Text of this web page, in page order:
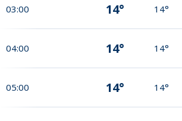
03:00 14° 14°
04:00 14° 14°
05:00 14° 14°